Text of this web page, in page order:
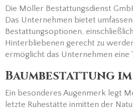
Die Möller Bestattungsdienst
Das Unternehmen bietet
Bestattungsoptionen,
Hinterbliebenen gerecht zu
ermöglicht das Unternehmen eine
Baumbestattung
Ein besonderes Augenmerk legt
letzte Ruhestätte inmitten der